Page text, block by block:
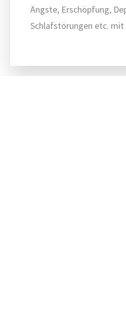
Ängste, Erschöpfung,
Schlafstörungen etc. mit